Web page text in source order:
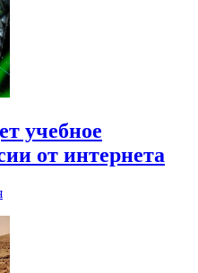
учебное
от интернета